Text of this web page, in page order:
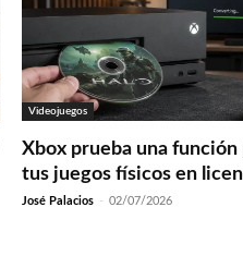
Videojuegos
Xbox prueba una
tus juegos físicos en
José Palacios - 02/07/2026